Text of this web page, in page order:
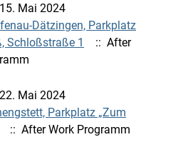
Mai 2024
Dätzingen, Parkplatz
Schloßstraße 1
:: After
Mai 2024
Parkplatz „Zum
:: After Work Programm